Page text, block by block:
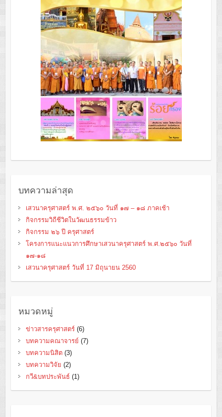
บทความล่าสุด
เสวนาครุศาสตร์ พ.ศ. ๒๕๖๐ วันที่ ๑๗ – ๑๘ ภาคเช้า
กิจกรรมวิถีชีวิตในวัฒนธรรมข้าว
กิจกรรม ๒๖ ปี ครุศาสตร์
โครงการแนะแนวการศึกษาเสวนาครุศาสตร์ พ.ศ.๒๕๖๐ วันที่
๑๗-๑๘
เสวนาครุศาสตร์ วันที่ 17 มิถุนายน 2560
หมวดหมู่
ข่าวสารครุศาสตร์(6)
บทความคณาจารย์ (7)
บทความนิสิต(3)
บทความวิจัย (2)
กวี&บทประพันธ์ (1)